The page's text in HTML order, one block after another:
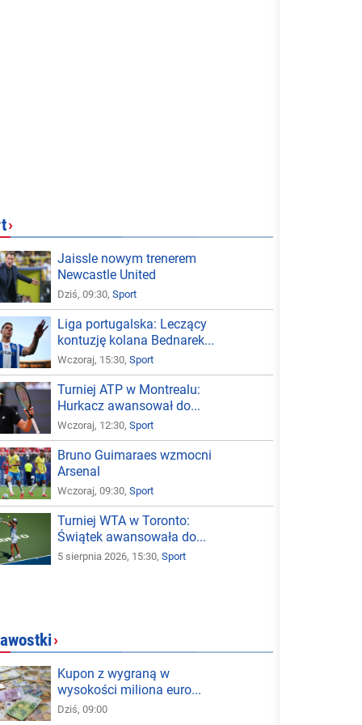
›
Jaissle nowym trenerem
Newcastle United
Dziś, 09:30,Sport
Liga portugalska: Leczący
kontuzję kolana Bednarek...
Wczoraj, 15:30,Sport
Turniej ATP w Montrealu:
Hurkacz awansował do...
Wczoraj, 12:30,Sport
Bruno Guimaraes wzmocni
Arsenal
Wczoraj, 09:30,Sport
Turniej WTA w Toronto:
Świątek awansowała do...
5 sierpnia 2026, 15:30,Sport
›
Kupon z wygraną w
wysokości miliona euro...
Dziś, 09:00